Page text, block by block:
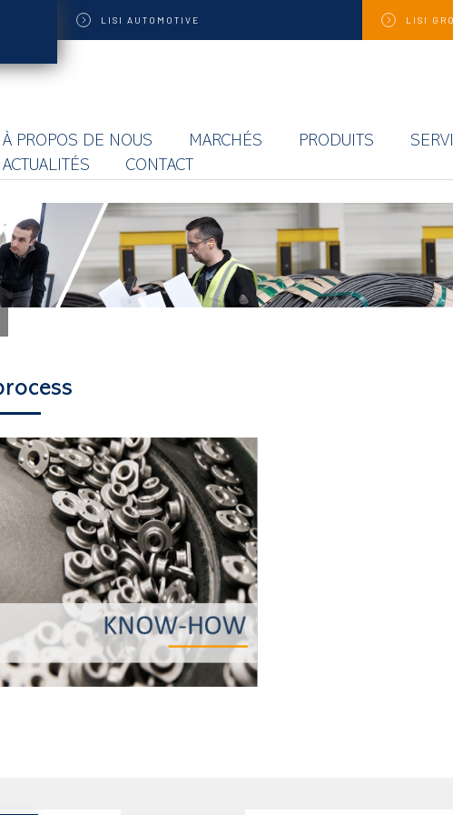
LISI AUTOMOTIVE LISI
À PROPOS DE NOUS MARCHÉS PRODUITS
ACTUALITÉS
CONTACT